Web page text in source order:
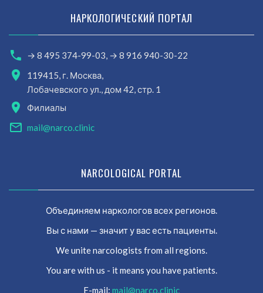
НАРКОЛОГИЧЕСКИЙ ПОРТАЛ
→ 8 495 374-99-03, → 8 916 940-30-22
119415, г. Москва,
Лобачевского ул., дом 42, стр. 1
Филиалы
mail@narco.clinic
NARCOLOGICAL PORTAL
Объединяем наркологов всех регионов.
Вы с нами — значит у вас есть пациенты.
We unite narcologists from all regions.
You are with us - it means you have patients.
E-mail: mail@narco.clinic